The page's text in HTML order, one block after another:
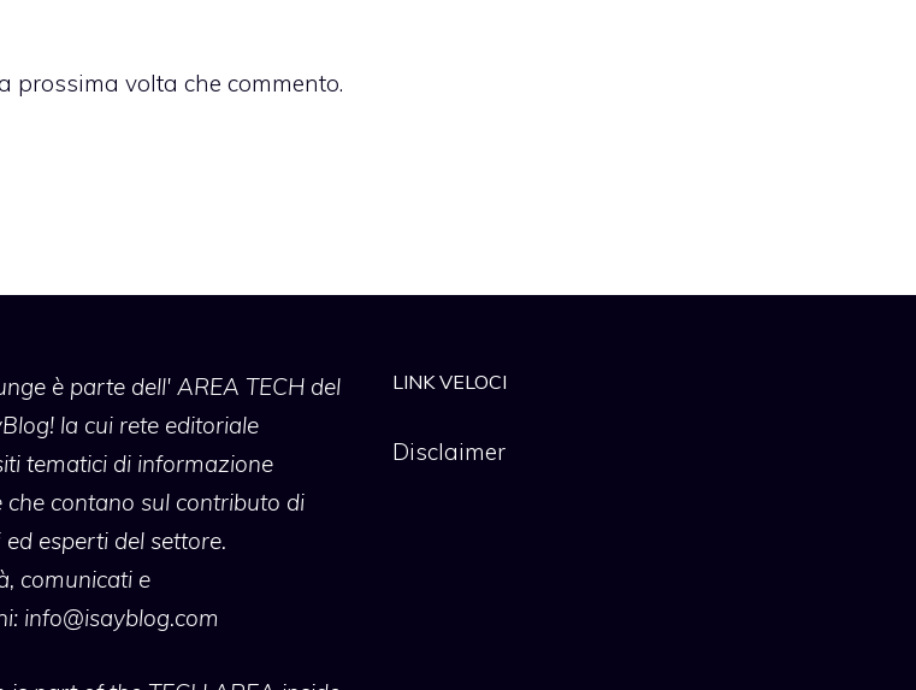
prossima volta che commento.
è parte dell' AREA TECH del
la cui rete editoriale
tematici di informazione
che contano sul contributo di
esperti del settore.
comunicati e
info@isayblog.com
LINK VELOCI
Disclaimer